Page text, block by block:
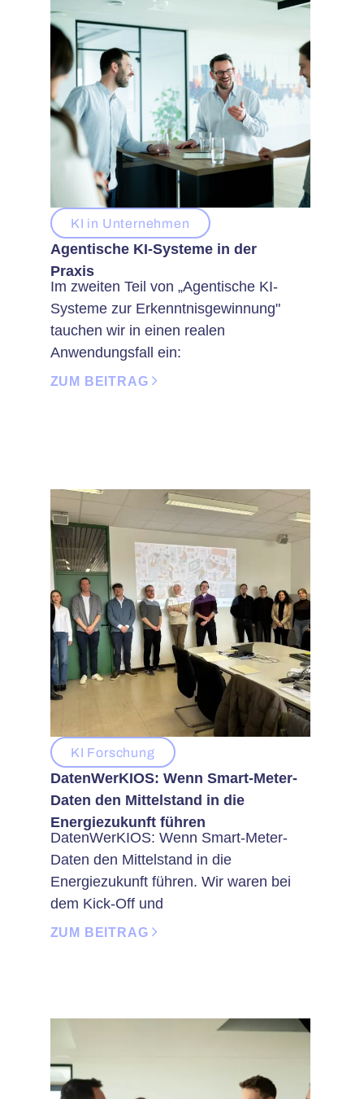
KI in Unternehmen
Agentische KI-Systeme in der
Praxis
Im zweiten Teil von „Agentische KI-
Systeme zur Erkenntnisgewinnung"
tauchen wir in einen realen
Anwendungsfall ein:
ZUM BEITRAG
KI Forschung
DatenWerKIOS: Wenn Smart-Meter-
Daten den Mittelstand in die
Energiezukunft führen
DatenWerKIOS: Wenn Smart-Meter-
Daten den Mittelstand in die
Energiezukunft führen. Wir waren bei
dem Kick-Off und
ZUM BEITRAG